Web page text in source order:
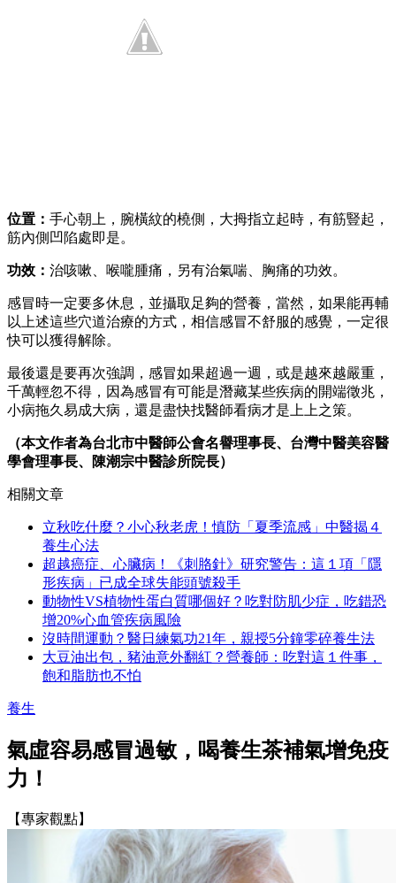
位置： 手心朝上，腕橫紋的橈側，大拇指立起時，有筋豎起，
筋內側凹陷處即是。
功效： 治咳嗽、喉嚨腫痛，另有治氣喘、胸痛的功效。
感冒時一定要多休息，並攝取足夠的營養，當然，如果能再輔
以上述這些穴道治療的方式，相信感冒不舒服的感覺，一定很
快可以獲得解除。
最後還是要再次強調，感冒如果超過一週，或是越來越嚴重，
千萬輕忽不得，因為感冒有可能是潛藏某些疾病的開端徵兆，
小病拖久易成大病，還是盡快找醫師看病才是上上之策。
（本文作者為台北市中醫師公會名譽理事長、台灣中醫美容醫
學會理事長、陳潮宗中醫診所院長）
相關文章
立秋吃什麼？小心秋老虎！慎防「夏季流感」中醫揭４
養生心法
超越癌症、心臟病！《刺胳針》研究警告：這１項「隱
形疾病」已成全球失能頭號殺手
動物性VS植物性蛋白質哪個好？吃對防肌少症，吃錯恐
增20%心血管疾病風險
沒時間運動？醫日練氣功21年，親授5分鐘零碎養生法
大豆油出包，豬油意外翻紅？營養師：吃對這１件事，
飽和脂肪也不怕
養生
氣虛容易感冒過敏，喝養生茶補氣增免疫
力！
【專家觀點】